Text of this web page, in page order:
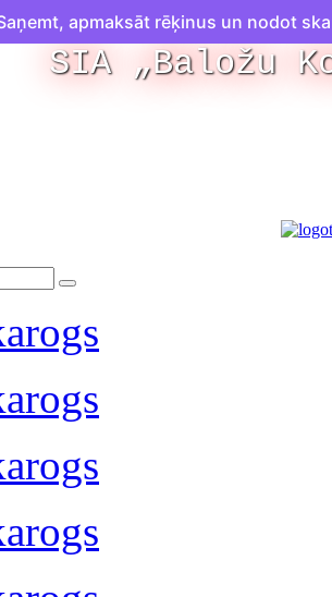
SIA „Baložu
apmaksāt rēķinus un nodot